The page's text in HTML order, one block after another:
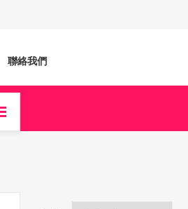
聯絡我們